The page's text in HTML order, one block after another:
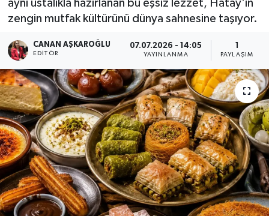
aynı ustalıkla hazırlanan bu eşsiz lezzet, Hatay'ın
zengin mutfak kültürünü dünya sahnesine taşıyor.
CANAN AŞKAROĞLU
EDITÖR
07.07.2026 - 14:05
YAYINLANMA PAYLAŞIM